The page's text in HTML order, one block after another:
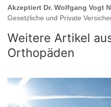
Akzeptiert Dr. Wolfgang Vogt
Gesetzliche und Private
Weitere Artikel
Orthopäden